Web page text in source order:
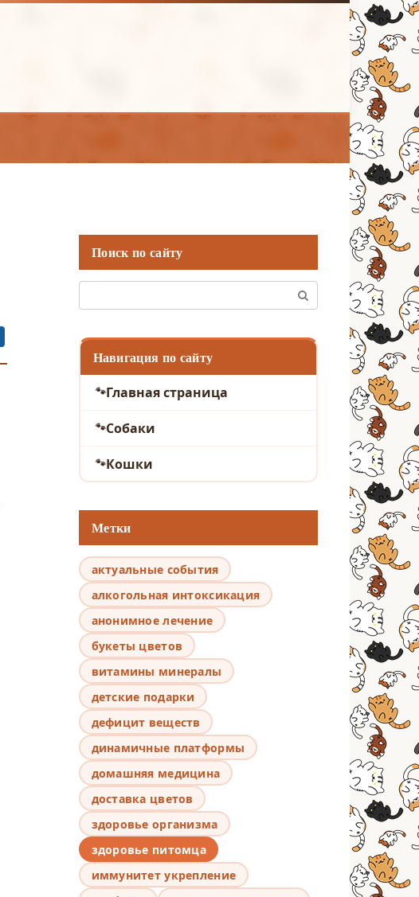
Поиск по сайту
Навигация по сайту
Главная страница
Собаки
Кошки
Метки
актуальные события
алкогольная интоксикация
анонимное лечение
букеты цветов
витамины минералы
детские подарки
дефицит веществ
динамичные платформы
домашняя медицина
доставка цветов
здоровье организма
здоровье питомца
иммунитет укрепление